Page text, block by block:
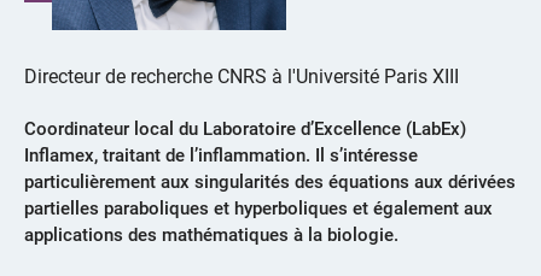
Directeur de recherche CNRS à l'Université Paris XIII
Coordinateur local du Laboratoire d’Excellence (LabEx)
Inflamex, traitant de l’inflammation. Il s’intéresse
particulièrement aux singularités des équations aux dérivées
partielles paraboliques et hyperboliques et également aux
applications des mathématiques à la biologie.